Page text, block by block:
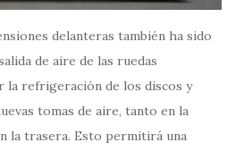
delanteras también ha sido
de aire de las ruedas
la refrigeración de los discos y
tomas de aire, tanto en la
la trasera. Esto permitirá una